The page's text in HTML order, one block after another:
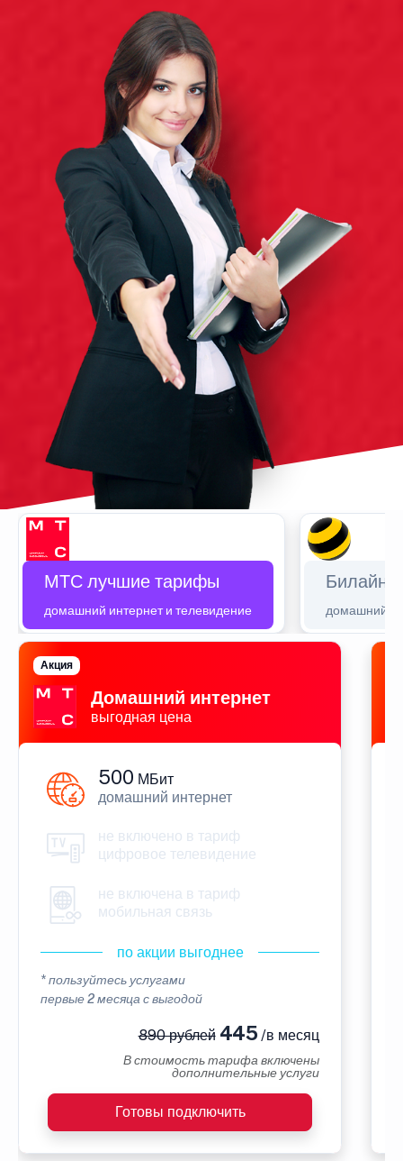
МТС лучшие тарифы
домашний интернет и телевидение
Билайн
домашний
Домашний интернет
выгодная цена
Акция
500 МБит
домашний интернет
не включено в тариф
цифровое телевидение
не включена в тариф
мобильная связь
по акции выгоднее
* пользуйтесь услугами
первые 2 месяца с выгодой
890 рублей445 /в месяц
В стоимость тарифа включены
дополнительные услуги
Готовы подключить